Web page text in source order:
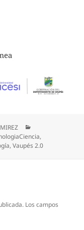
,
,Vaupés 2.0
Los campos